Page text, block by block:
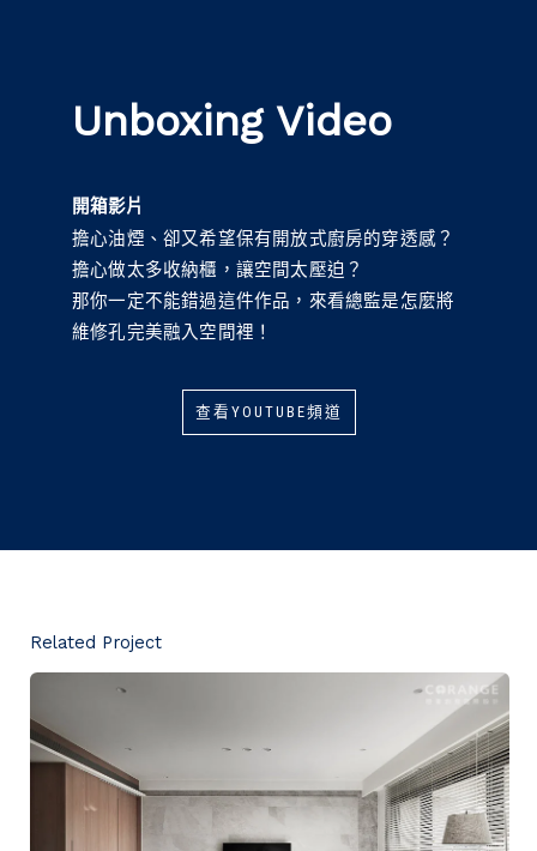
Unboxing Video
開箱影片
擔心油煙、卻又希望保有開放式廚房的穿透感？
擔心做太多收納櫃，讓空間太壓迫？
那你一定不能錯過這件作品，來看總監是怎麼將
維修孔完美融入空間裡！
查看YOUTUBE頻道
Related Project